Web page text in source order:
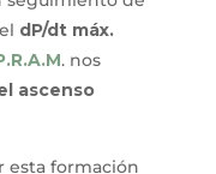
dP/dt máx.
. nos
ascenso
esta formación